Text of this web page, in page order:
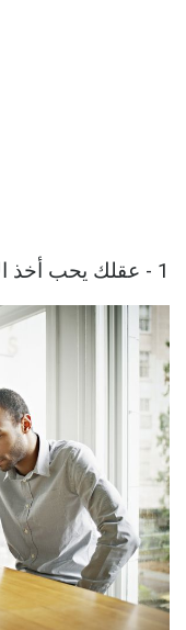
1 - عقلك يحب أخذ الاختصارات